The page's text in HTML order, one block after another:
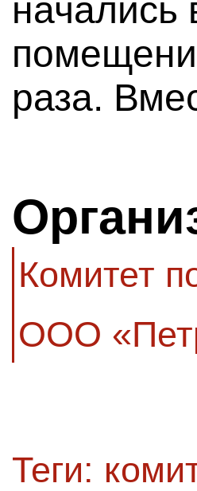
начались
раза.
Комитет
ООО
Теги: